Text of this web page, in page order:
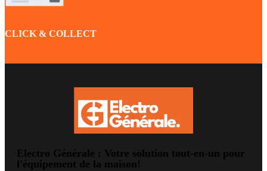
CLICK & COLLECT
Electro Générale : Votre solution tout-en-un pour
l'équipement de la maison!